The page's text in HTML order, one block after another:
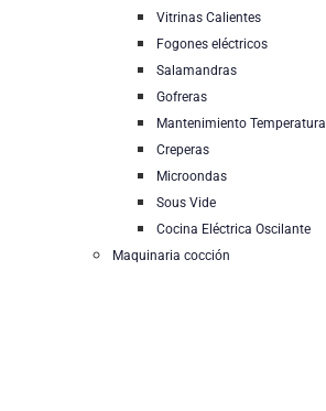
Vitrinas Calientes
Fogones eléctricos
Salamandras
Gofreras
Mantenimiento Temperatura
Creperas
Microondas
Sous Vide
Cocina Eléctrica Oscilante
Maquinaria cocción